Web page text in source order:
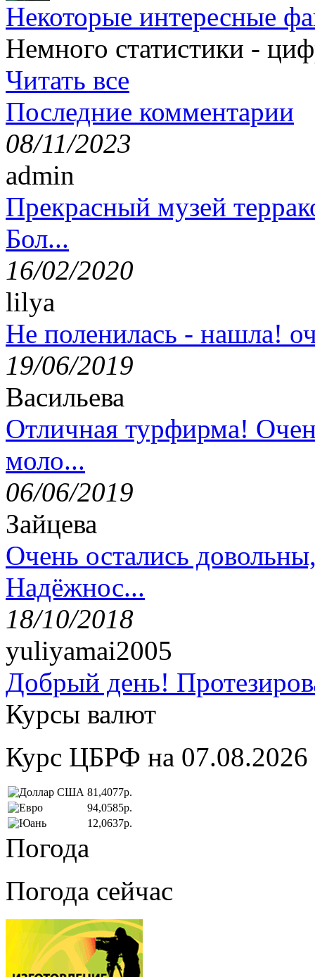
Некоторые интересные
Немного статистики -
Читать все
Последние комментарии
08/11/2023
admin
Прекрасный музей
Бол...
16/02/2020
lilya
Не поленилась - нашла!
19/06/2019
Васильева
Отличная турфирма!
моло...
06/06/2019
Зайцева
Очень остались
Надёжнос...
18/10/2018
yuliyamai2005
Добрый день!
Курсы валют
Курс ЦБРФ на 07.08.2026
81,4077р.
94,0585р.
12,0637р.
Погода
Погода сейчас